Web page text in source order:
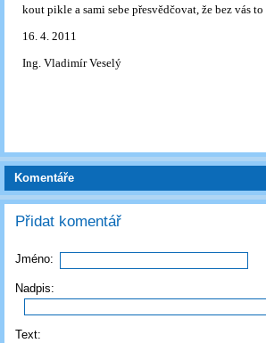
kout pikle a sami sebe přesvědčovat, že bez vás to
16. 4. 2011
Ing. Vladimír Veselý
Komentáře
Přidat komentář
Jméno:
Nadpis:
Text: